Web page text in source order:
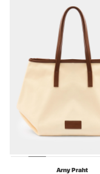
Arny Praht